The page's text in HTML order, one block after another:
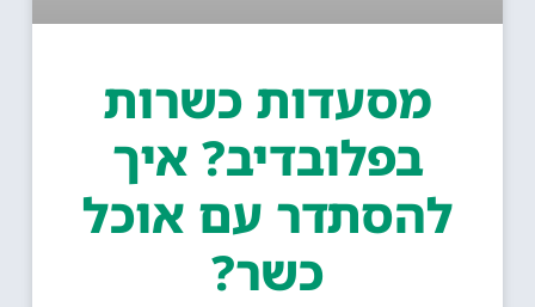
מסעדות כשרות
בפלובדיב? איך
להסתדר עם אוכל
כשר?